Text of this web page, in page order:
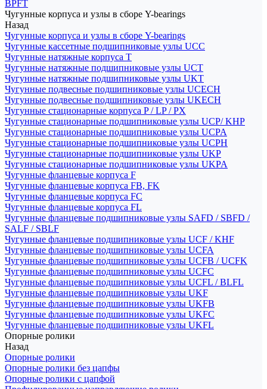
BPFT
Чугунные корпуса и узлы в сборе Y-bearings
Назад
Чугунные корпуса и узлы в сборе Y-bearings
Чугунные кассетные подшипниковые узлы UCC
Чугунные натяжные корпуса T
Чугунные натяжные подшипниковые узлы UCT
Чугунные натяжные подшипниковые узлы UKT
Чугунные подвесные подшипниковые узлы UCECH
Чугунные подвесные подшипниковые узлы UKECH
Чугунные стационарные корпуса P / LP / PX
Чугунные стационарные подшипниковые узлы UCP/ KHP
Чугунные стационарные подшипниковые узлы UCPA
Чугунные стационарные подшипниковые узлы UCPH
Чугунные стационарные подшипниковые узлы UKP
Чугунные стационарные подшипниковые узлы UKPA
Чугунные фланцевые корпуса F
Чугунные фланцевые корпуса FB, FK
Чугунные фланцевые корпуса FC
Чугунные фланцевые корпуса FL
Чугунные фланцевые подшипниковые узлы SAFD / SBFD /
SALF / SBLF
Чугунные фланцевые подшипниковые узлы UCF / KHF
Чугунные фланцевые подшипниковые узлы UCFA
Чугунные фланцевые подшипниковые узлы UCFB / UCFK
Чугунные фланцевые подшипниковые узлы UCFC
Чугунные фланцевые подшипниковые узлы UCFL / BLFL
Чугунные фланцевые подшипниковые узлы UKF
Чугунные фланцевые подшипниковые узлы UKFB
Чугунные фланцевые подшипниковые узлы UKFC
Чугунные фланцевые подшипниковые узлы UKFL
Опорные ролики
Назад
Опорные ролики
Опорные ролики без цапфы
Опорные ролики с цапфой